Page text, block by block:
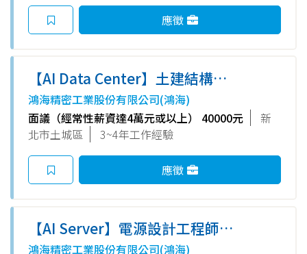
應徵
【AI Data Center】土建結構工
程師(土城)-E事業群
鴻海精密工業股份有限公司(鴻海)
面議（經常性薪資達4萬元或以上） 40000元
新
北市土城區
3~4年工作經驗
應徵
【AI Server】電源設計工程師
(土城)-E事業群
鴻海精密工業股份有限公司(鴻海)